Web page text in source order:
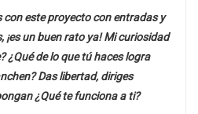
con este proyecto con entradas y
¡es un buen rato ya! Mi curiosidad
¿Qué de lo que tú haces logra
Das libertad, diriges
¿Qué te funciona a ti?